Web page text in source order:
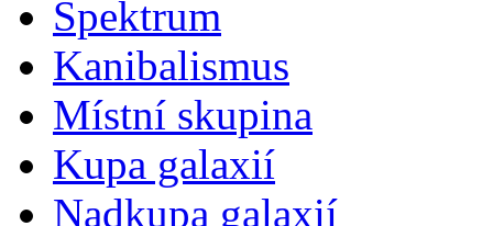
Spektrum
Kanibalismus
Místní skupina
Kupa galaxií
Nadkupa galaxií